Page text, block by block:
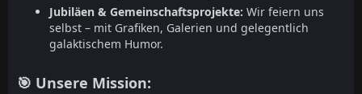
Jubiläen & Gemeinschaftsprojekte: Wir feiern uns
selbst – mit Grafiken, Galerien und gelegentlich
galaktischem Humor.
🎯 Unsere Mission: